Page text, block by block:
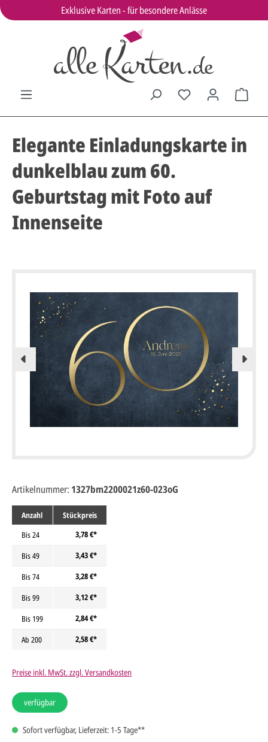
Exklusive Karten - für besondere Anlässe
Elegante Einladungskarte in
dunkelblau zum 60.
Geburtstag mit Foto auf
Innenseite
Anzahl
Stückpreis
Bis24
3,78 €*
Bis49
3,43 €*
Bis74
3,28 €*
Bis99
3,12 €*
Bis 199
2,84 €*
Ab 200 2,58 €*
Preise inkl. MwSt. zzgl. Versandkosten
verfügbar
Sofort verfügbar, Lieferzeit: 1-5 Tage**
Artikelnummer: 1327bm2200021z60-023oG